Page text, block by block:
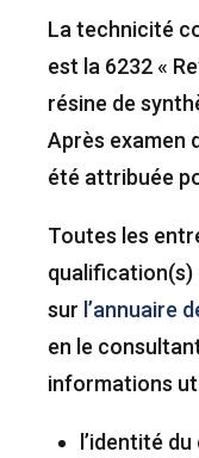
La technicité
est la 6232 «
résine de
Après examen
été attribuée
Toutes les
qualification(s)
sur l’annuaire
en le
informations
l’identité